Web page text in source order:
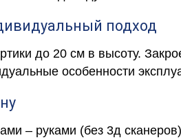
подход
до 20 см в высоту.
особенности
– руками (без 3д